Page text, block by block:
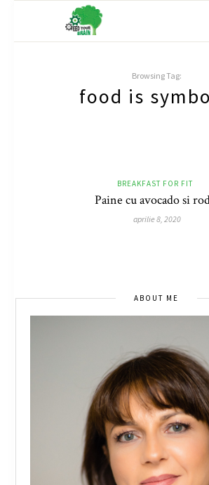
Browsing Tag:
food is
BREAKFAST FOR FIT
Paine cu avocado si
aprilie 8, 2020
ABOUT ME